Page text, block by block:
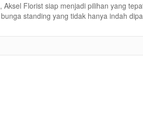
Florist siap menjadi pilihan yang
standing yang tidak hanya indah